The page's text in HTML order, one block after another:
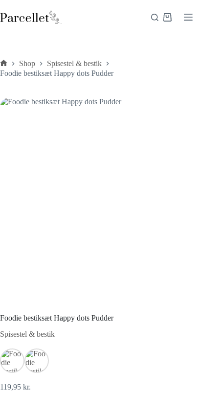
til
indhold
Indkøbskurv
Forside
Shop
Spisestel & bestik
Foodie bestiksæt Happy dots Pudder
Foodie bestiksæt Happy dots Pudder
Spisestel & bestik
119,95 kr.